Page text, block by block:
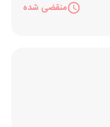
منقضی شده